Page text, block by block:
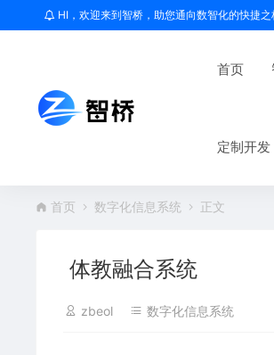
HI，欢迎来到智桥，助您通向数智化的快捷之
首页
定制开发
首页 数字化信息系统 正文
体教融合系统
zbeol 数字化信息系统